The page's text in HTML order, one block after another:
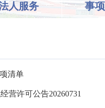
人服务 事
清单
营许可公告20260731